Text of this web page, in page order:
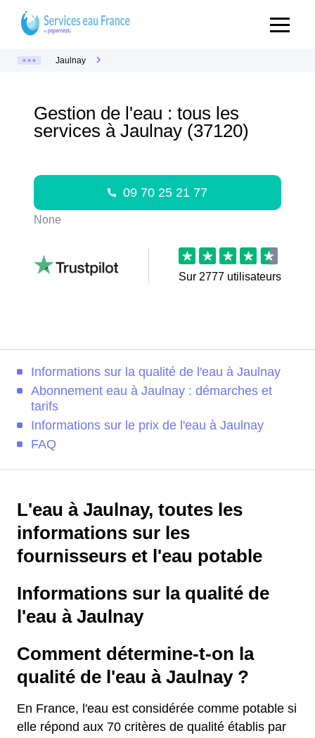
Jaulnay
Gestion de l'eau : tous les
services à Jaulnay (37120)
09 70 25 21 77
None
Sur 2777 utilisateurs
Informations sur la qualité de l'eau à Jaulnay
Abonnement eau à Jaulnay : démarches et
tarifs
Informations sur le prix de l'eau à Jaulnay
FAQ
L'eau à Jaulnay, toutes les
informations sur les
fournisseurs et l'eau potable
Informations sur la qualité de
l'eau à Jaulnay
Comment détermine-t-on la
qualité de l'eau à Jaulnay ?
En France, l'eau est considérée comme potable si
elle répond aux 70 critères de qualité établis par